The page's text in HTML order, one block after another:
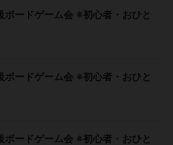
ードゲーム会 ※初心者・おひと
ードゲーム会 ※初心者・おひと
ードゲーム会 ※初心者・おひと